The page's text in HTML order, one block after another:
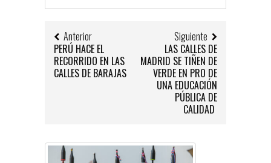
Anterior
PERÚ HACE EL
RECORRIDO EN LAS
CALLES DE BARAJAS
Siguiente
LAS CALLES DE
MADRID SE TIÑEN DE
VERDE EN PRO DE
UNA EDUCACIÓN
PÚBLICA DE
CALIDAD